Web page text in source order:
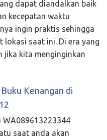
dapat diandalkan baik
kecepatan waktu
ingin praktis sehingga
lokasi saat ini. Di era yang
jika kita menginginkan
Kenangan di
WA089613223344
saat anda akan